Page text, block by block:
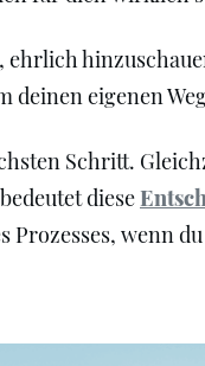
deinen eigenen
Schritt.
diese
Prozesses, wenn